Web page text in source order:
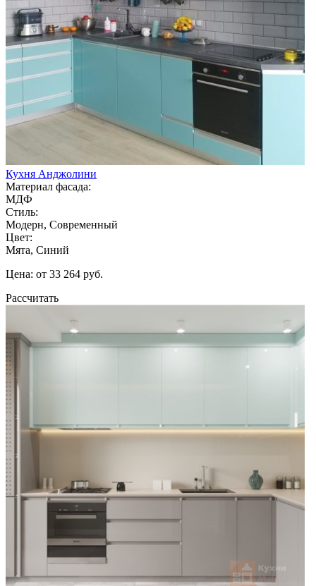
Кухня Анджолини
Материал фасада:
МДФ
Стиль:
Модерн, Современный
Цвет:
Мята, Синий
Цена: от 33 264 руб.
Рассчитать